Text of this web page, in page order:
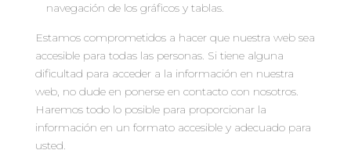
navegación de los gráficos y tablas.
Estamos comprometidos a hacer que nuestra web sea
accesible para todas las personas. Si tiene alguna
dificultad para acceder a la información en nuestra
web, no dude en ponerse en contacto con nosotros.
Haremos todo lo posible para proporcionar la
información en un formato accesible y adecuado para
usted.